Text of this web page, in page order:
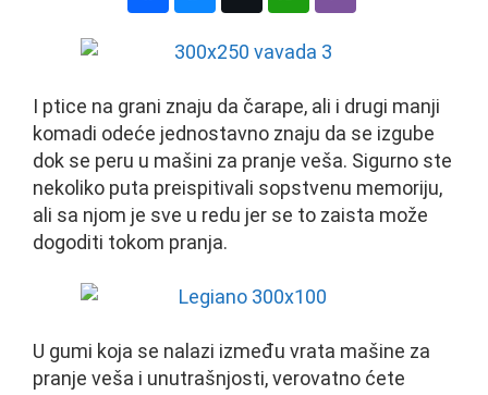
I ptice na grani znaju da čarape, ali i drugi manji
komadi odeće jednostavno znaju da se izgube
dok se peru u mašini za pranje veša. Sigurno ste
nekoliko puta preispitivali sopstvenu memoriju,
ali sa njom je sve u redu jer se to zaista može
dogoditi tokom pranja.
U gumi koja se nalazi između vrata mašine za
pranje veša i unutrašnjosti, verovatno ćete